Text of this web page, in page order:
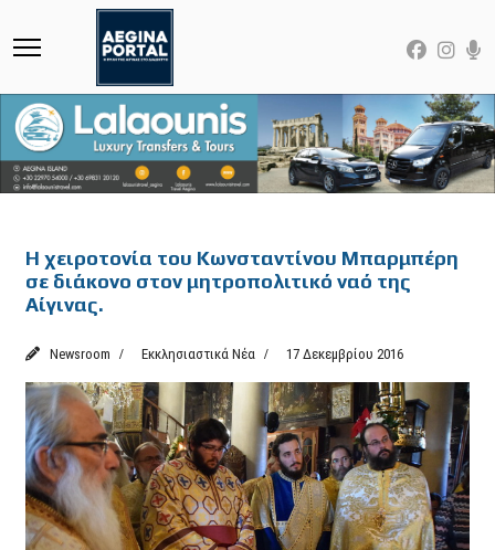
Η χειροτονία του Κωνσταντίνου Μπαρμπέρη
σε διάκονο στον μητροπολιτικό ναό της
Αίγινας.
Newsroom Εκκλησιαστικά Νέα 17 Δεκεμβρίου 2016